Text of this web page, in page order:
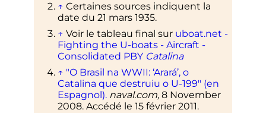
↑ Certaines sources indiquent la
date du 21 mars 1935.
↑ Voir le tableau final sur uboat.net -
Fighting the U-boats - Aircraft -
Consolidated PBY Catalina
↑ "O Brasil na WWII: ‘Arará’, o
Catalina que destruiu o U-199" (en
Espagnol). naval.com, 8 November
2008. Accédé le 15 février 2011.